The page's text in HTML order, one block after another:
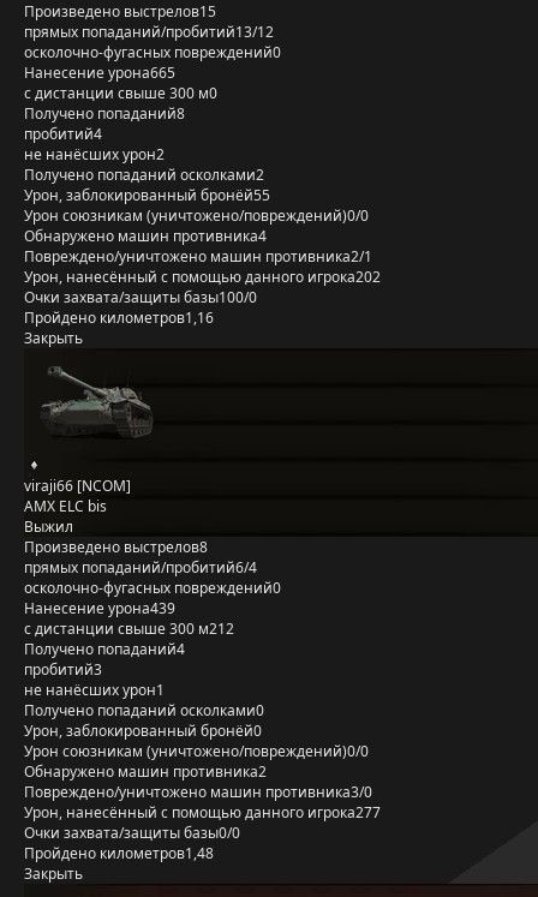
Произведено выстрелов15
прямых попаданий/пробитий13/12
осколочно-фугасных повреждений0
Нанесение урона665
с дистанции свыше 300 м0
Получено попаданий8
пробитий4
не нанёсших урон2
Получено попаданий осколками2
Урон, заблокированный бронёй55
Урон союзникам (уничтожено/повреждений)0/0
Обнаружено машин противника4
Повреждено/уничтожено машин противника2/1
Урон, нанесённый с помощью данного игрока202
Очки захвата/защиты базы100/0
Пройдено километров1,16
Закрыть
viraji66 [NCOM]
AMX ELC bis
Выжил
Произведено выстрелов8
прямых попаданий/пробитий6/4
осколочно-фугасных повреждений0
Нанесение урона439
с дистанции свыше 300 м212
Получено попаданий4
пробитий3
не нанёсших урон1
Получено попаданий осколками0
Урон, заблокированный бронёй0
Урон союзникам (уничтожено/повреждений)0/0
Обнаружено машин противника2
Повреждено/уничтожено машин противника3/0
Урон, нанесённый с помощью данного игрока277
Очки захвата/защиты базы0/0
Пройдено километров1,48
Закрыть